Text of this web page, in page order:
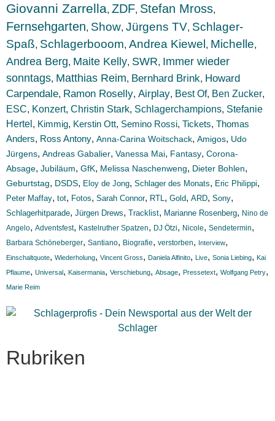
Giovanni Zarrella, ZDF, Stefan Mross,
Fernsehgarten, Show, Jürgens TV, Schlager-
Spaß, Schlagerbooom, Andrea Kiewel, Michelle,
Andrea Berg, Maite Kelly, SWR, Immer wieder
sonntags, Matthias Reim, Bernhard Brink, Howard
Carpendale, Ramon Roselly, Airplay, Best Of, Ben Zucker,
ESC, Konzert, Christin Stark, Schlagerchampions, Stefanie
Hertel , Kimmig, Kerstin Ott, Semino Rossi, Tickets, Thomas
Anders, Ross Antony, Anna-Carina Woitschack, Amigos, Udo
Jürgens, Andreas Gabalier, Vanessa Mai, Fantasy, Corona-
Absage, Jubiläum, GfK, Melissa Naschenweng, Dieter Bohlen,
Geburtstag, DSDS, Eloy de Jong, Schlager des Monats, Eric Philippi,
Peter Maffay, tot, Fotos, Sarah Connor, RTL , Gold, ARD, Sony,
Schlagerhitparade, Jürgen Drews, Tracklist, Marianne Rosenberg, Nino de
Angelo, Adventsfest, Kastelruther Spatzen, DJ Ötzi, Nicole, Sendetermin,
Barbara Schöneberger, Santiano, Biografie, verstorben, Interview,
Einschaltquote, Wiederholung, Vincent Gross, Daniela Alfinito, Live, Sonia Liebing, Kai
Pflaume, Universal, Kaisermania, Verschiebung, Absage, Pressetext, Wolfgang Petry,
Marie Reim
Rubriken